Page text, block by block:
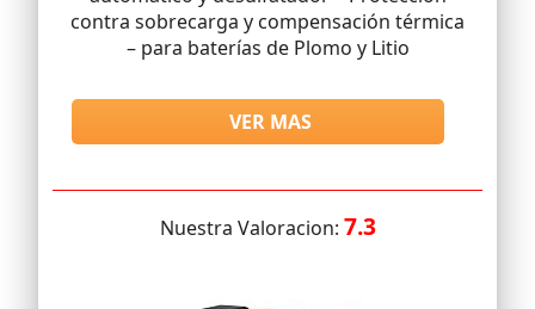
contra sobrecarga y compensación térmica
– para baterías de Plomo y Litio
VER MAS
Nuestra Valoracion: 7.3